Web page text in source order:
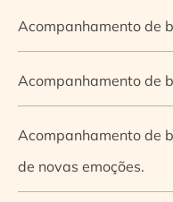
Acompanhamento de
Acompanhamento de
Acompanhamento de
de novas emoções.